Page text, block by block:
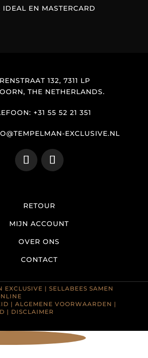
IDEAL EN MASTERCARD
132, 7311 LP
THE NETHERLANDS.
+31 55 52 21 351
EXCLUSIVE.NL
RETOUR
MIJN ACCOUNT
OVER ONS
CONTACT
EXCLUSIVE | SELLABEES SAMEN
| ALGEMENE VOORWAARDEN |
| DISCLAIMER